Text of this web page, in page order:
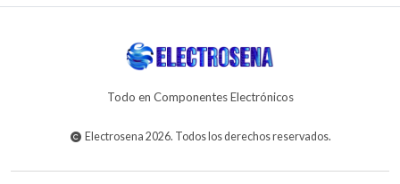
Todo en Componentes Electrónicos
Electrosena 2026. Todos los derechos reservados.